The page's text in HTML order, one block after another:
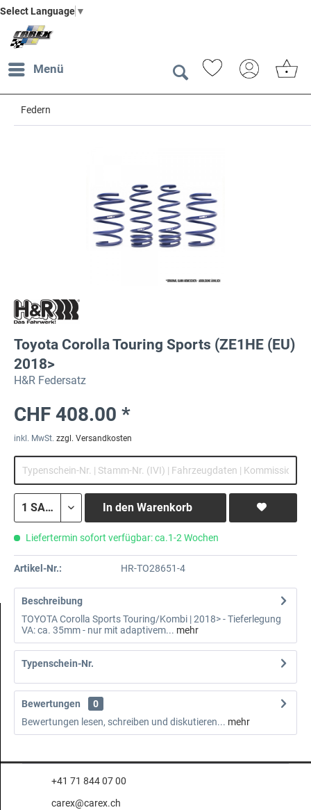
Select Language ▼
Menü
Federn
Toyota Corolla Touring Sports (ZE1HE (EU)
2018>
H&R Federsatz
CHF 408.00 *
inkl. MwSt. zzgl. Versandkosten
In den Warenkorb
Liefertermin sofort verfügbar: ca.1-2 Wochen
Artikel-Nr.: HR-TO28651-4
Beschreibung
TOYOTA Corolla Sports Touring/Kombi | 2018> - Tieferlegung
VA: ca. 35mm - nur mit adaptivem... mehr
Typenschein-Nr.
Bewertungen
0
Bewertungen lesen, schreiben und diskutieren... mehr
+41 71 844 07 00
carex@carex.ch